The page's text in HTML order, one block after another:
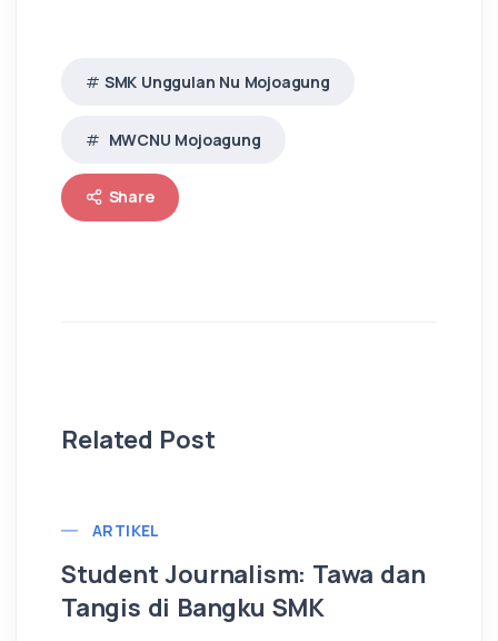
SMK Unggulan Nu Mojoagung
MWCNU Mojoagung
Share
Related Post
ARTIKEL
Student Journalism: Tawa dan
Tangis di Bangku SMK